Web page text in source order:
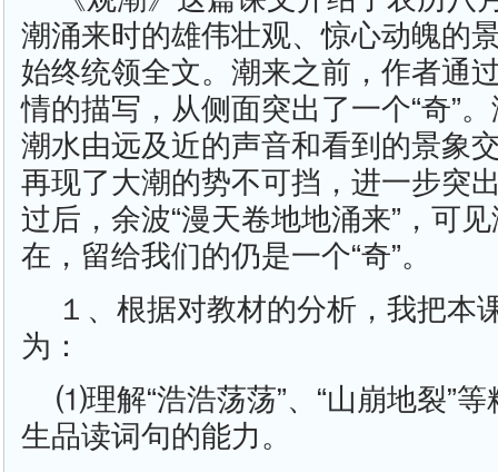
潮涌来时的雄伟壮观、惊心动魄的
始终统领全文。潮来之前，作者通
情的描写，从侧面突出了一个“奇”
潮水由远及近的声音和看到的景象
再现了大潮的势不可挡，进一步突
过后，余波“漫天卷地地涌来”，可
在，留给我们的仍是一个“奇”。
１、根据对教材的分析，我把本
为：
⑴理解“浩浩荡荡”、“山崩地裂”
生品读词句的能力。